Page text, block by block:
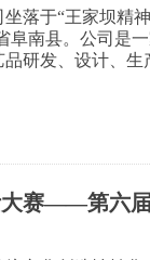
落于“王家坝精
南县。公司是
研发、设计、
业，拥有省认
安徽省工业和
阜南县工业和信
赛。赛——第六